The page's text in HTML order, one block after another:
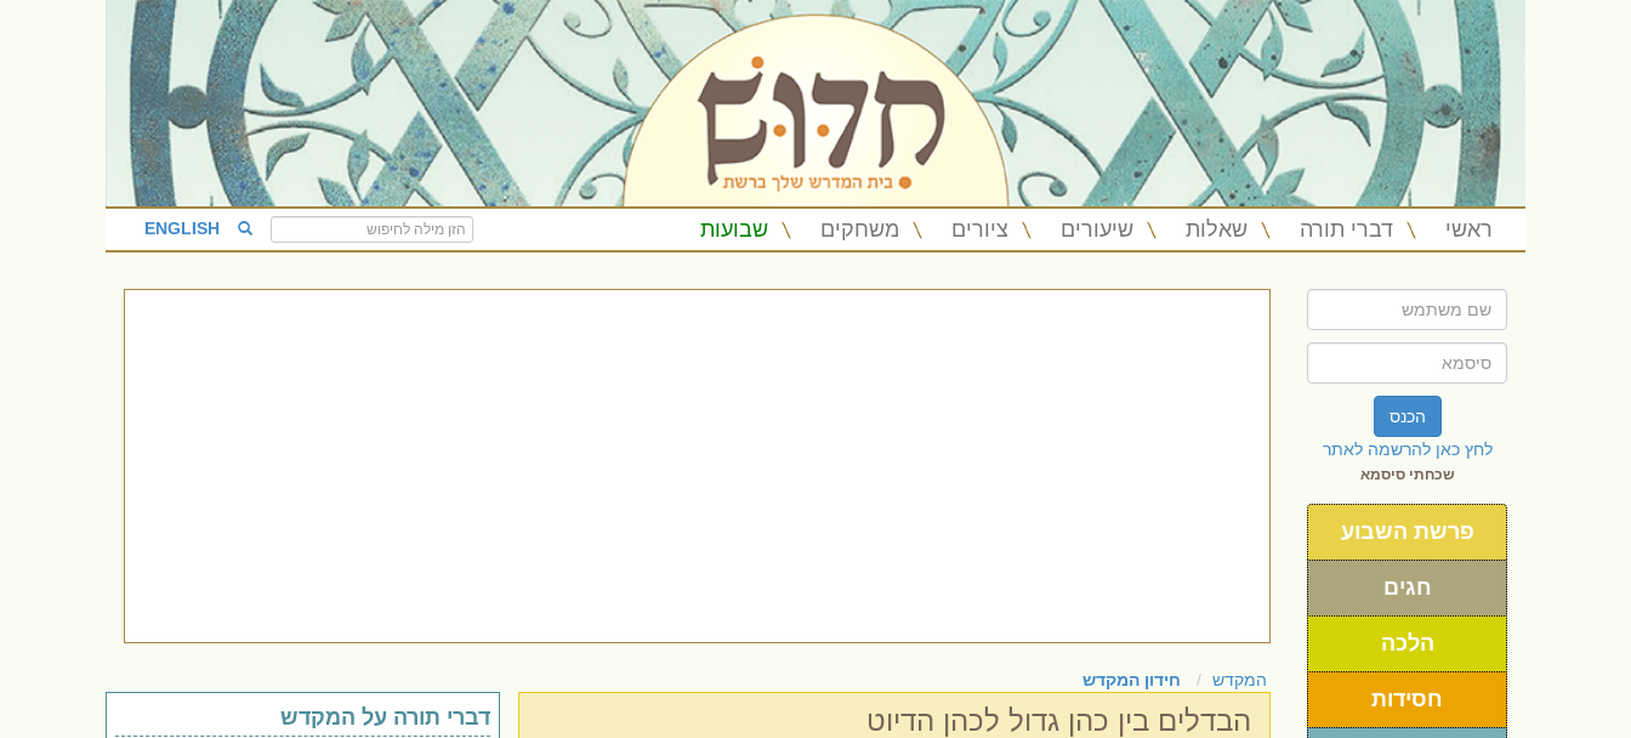
ראשי דברי תורה שאלות שיעורים ציורים משחקים שבועות ENGLISH
הכנס
לחץ כאן להרשמה לאתר
שכחתי סיסמא
פרשת השבוע
חגים
הלכה
חסידות
המקדש חידון המקדש
הבדלים בין כהן גדול לכהן הדיוט
דברי תורה על המקדש